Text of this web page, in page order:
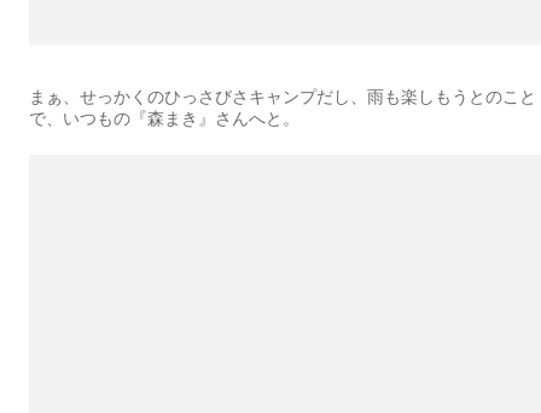
まぁ、せっかくのひっさびさキャンプだし、雨も楽しもうとのこと
で、いつもの『森まき』さんへと。